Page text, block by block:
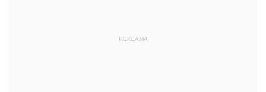
REKLAMA